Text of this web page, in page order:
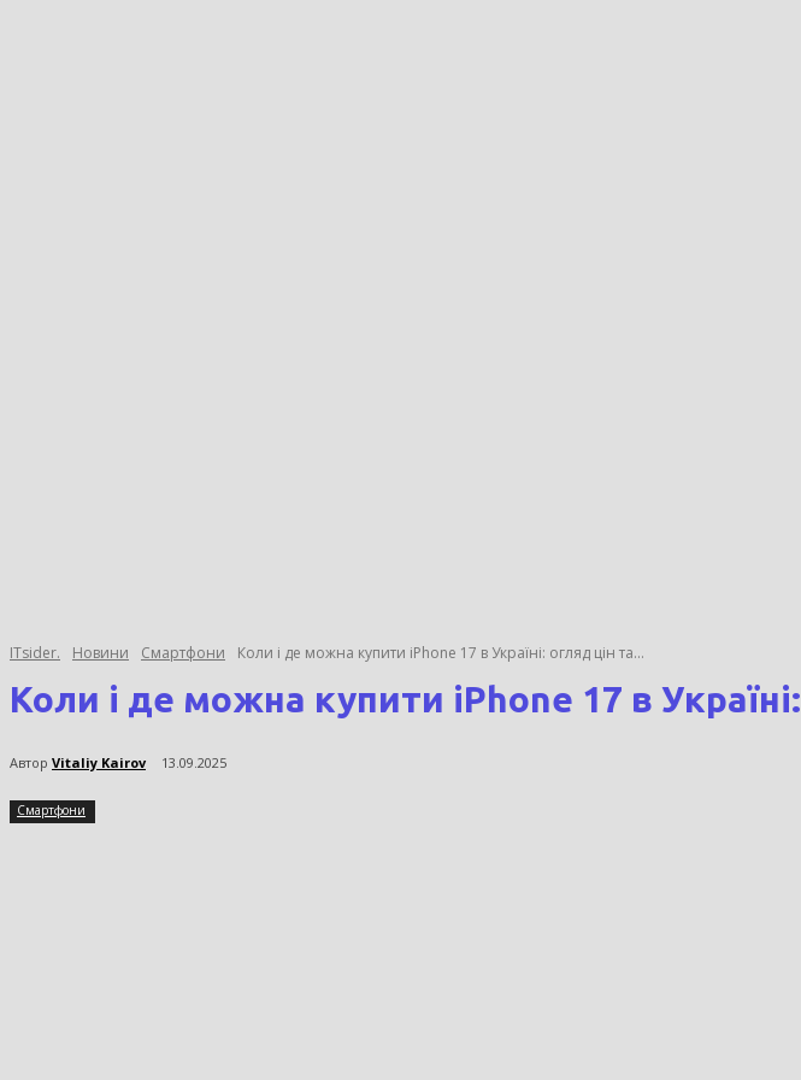
ITsider. Новини Смартфони Коли і де можна купити iPhone 17 в Україні: огляд цін та...
Коли і де можна купити iPhone 17 в
Автор Vitaliy Kairov 13.09.2025
Смартфони